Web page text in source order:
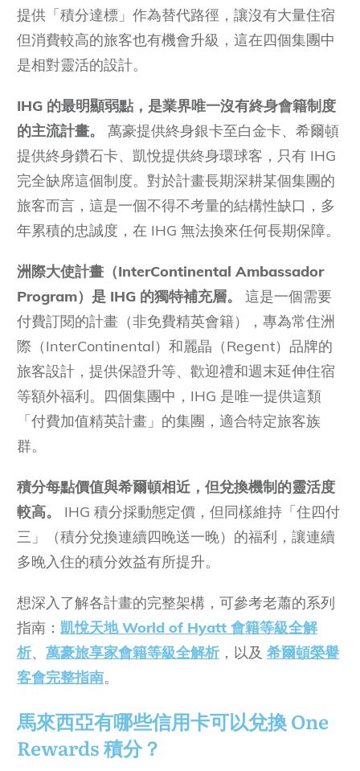
提供「積分達標」作為替代路徑，讓沒有大量住宿
但消費較高的旅客也有機會升級，這在四個集團中
是相對靈活的設計。
IHG 的最明顯弱點，是業界唯一沒有終身會籍制度
的主流計畫。
萬豪提供終身銀卡至白金卡、希爾頓
提供終身鑽石卡、凱悅提供終身環球客，只有 IHG
完全缺席這個制度。對於計畫長期深耕某個集團的
旅客而言，這是一個不得不考量的結構性缺口，多
年累積的忠誠度，在 IHG 無法換來任何長期保障。
洲際大使計畫（InterContinental Ambassador
Program）是 IHG 的獨特補充層。
這是一個需要
付費訂閱的計畫（非免費精英會籍），專為常住洲
際（InterContinental）和麗晶（Regent）品牌的
旅客設計，提供保證升等、歡迎禮和週末延伸住宿
等額外福利。四個集團中，IHG 是唯一提供這類
「付費加值精英計畫」的集團，適合特定旅客族
群。
積分每點價值與希爾頓相近，但兌換機制的靈活度
較高。
IHG 積分採動態定價，但同樣維持「住四付
三」（積分兌換連續四晚送一晚）的福利，讓連續
多晚入住的積分效益有所提升。
想深入了解各計畫的完整架構，可參考老蕭的系列
指南： 凱悅天地 World of Hyatt 會籍等級全解
析、 萬豪旅享家會籍等級全解析，以及 希爾頓榮譽
客會完整指南。
馬來西亞有哪些信用卡可以兌換One
Rewards積分？